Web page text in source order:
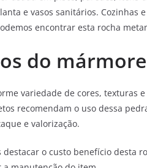
e vasos sanitários. Cozinhas
encontrar esta rocha
do mármore
variedade de cores, texturas
recomendam o uso dessa
e valorização.
destacar o custo benefício desta